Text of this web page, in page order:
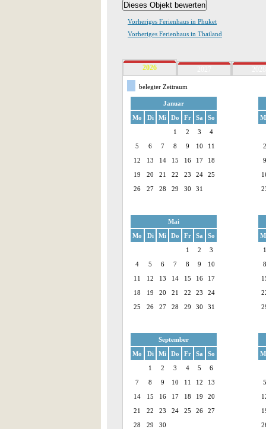
Vorheriges Ferienhaus in Phuket
Vorheriges Ferienhaus in Thailand
2026
belegter Zeitraum
Januar
Mo
Di Mi Do Fr Sa
So
1
2 3
4
5
6 7 8 9 10
11
12
13 14 15 16 17
18
19
20 21 22 23 24
25
26
27 28 29 30 31
2
9
Mai
Mo
Di Mi Do Fr Sa
So
1
2
3
4
5 6 7 8 9
10
11
12 13 14 15 16
17
18
19 20 21 22 23
24
25
26 27 28 29 30 31
1
8
September
Mo
Di Mi Do Fr Sa
So
1
2 3 4 5
6
7
8 9 10 11 12
13
14
15 16 17 18 19
20
21
22 23 24 25 26
27
28
29 30
5